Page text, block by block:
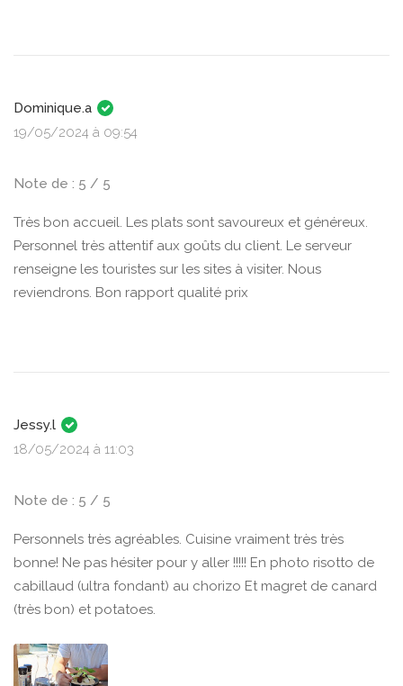
Dominique.a
19/05/2024 à 09:54
Note de : 5 / 5
Très bon accueil. Les plats sont savoureux et généreux.
Personnel très attentif aux goûts du client. Le serveur
renseigne les touristes sur les sites à visiter. Nous
reviendrons. Bon rapport qualité prix
Jessy.l
18/05/2024 à 11:03
Note de : 5 / 5
Personnels très agréables. Cuisine vraiment très très
bonne! Ne pas hésiter pour y aller !!!!! En photo risotto de
cabillaud (ultra fondant) au chorizo Et magret de canard
(très bon) et potatoes.